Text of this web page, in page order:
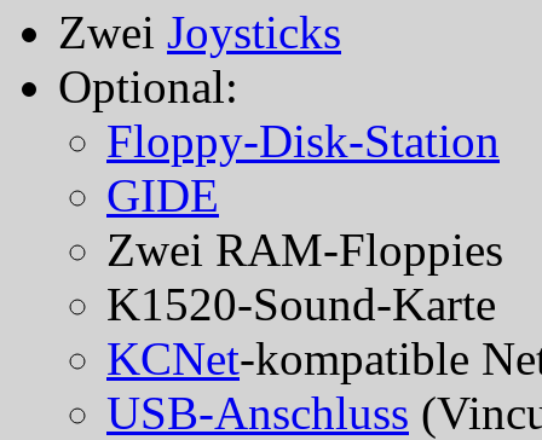
Zwei Joysticks
Optional:
Floppy-Disk-Station
GIDE
Zwei RAM-Floppies
K1520-Sound-Karte
KCNet-kompatible
USB-Anschluss